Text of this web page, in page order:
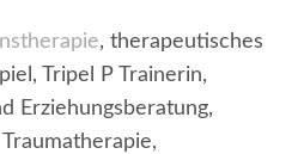
, therapeutisches
Tripel P Trainerin,
Erziehungsberatung,